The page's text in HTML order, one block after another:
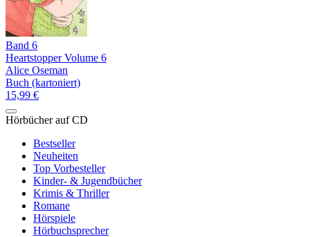
Band 6
Heartstopper Volume 6
Alice Oseman
Buch (kartoniert)
15,99 €
Hörbücher auf CD
Bestseller
Neuheiten
Top Vorbesteller
Kinder- & Jugendbücher
Krimis & Thriller
Romane
Hörspiele
Hörbuchsprecher